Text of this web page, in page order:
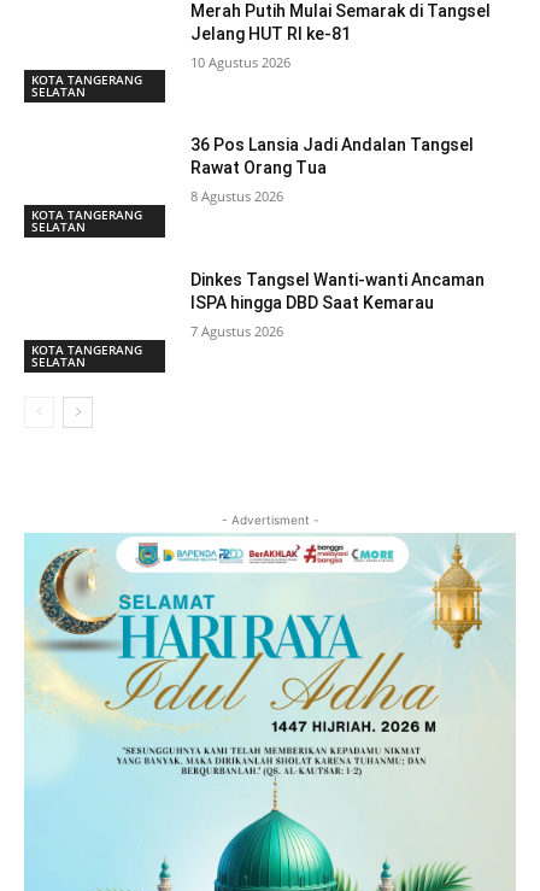
KOTA TANGERANG
SELATAN
Merah Putih Mulai Semarak di Tangsel
Jelang HUT RI ke-81
10 Agustus 2026
KOTA TANGERANG
SELATAN
36 Pos Lansia Jadi Andalan Tangsel
Rawat Orang Tua
8 Agustus 2026
KOTA TANGERANG
SELATAN
Dinkes Tangsel Wanti-wanti Ancaman
ISPA hingga DBD Saat Kemarau
7 Agustus 2026
- Advertisment -